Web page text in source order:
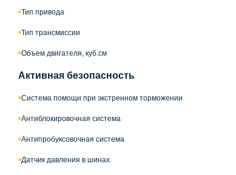
Тип привода
Тип трансмиссии
Объем двигателя, куб.см
Активная безопасность
Система помощи при экстренном торможении
Антиблокировочная система
Антипробуксовочная система
Датчик давления в шинах